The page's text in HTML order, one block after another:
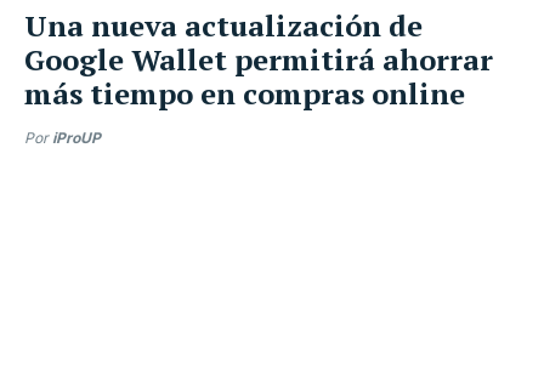
Una nueva actualización de
Google Wallet permitirá ahorrar
más tiempo en compras online
Por iProUP